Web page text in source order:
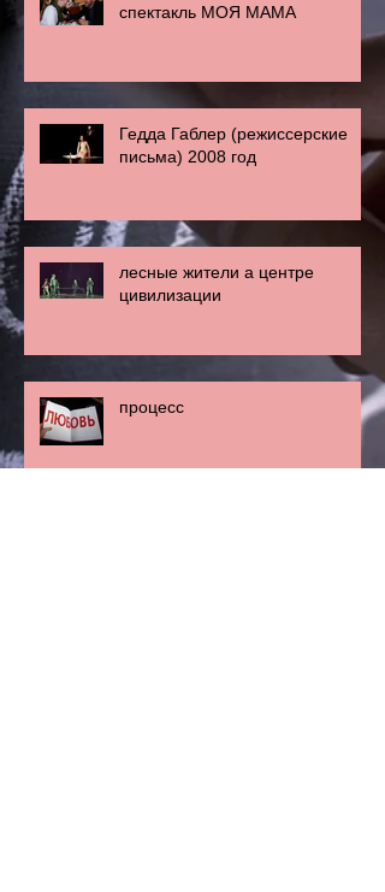
спектакль МОЯ МАМА
Гедда Габлер (режиссерские
письма) 2008 год
лесные жители а центре
цивилизации
процесс